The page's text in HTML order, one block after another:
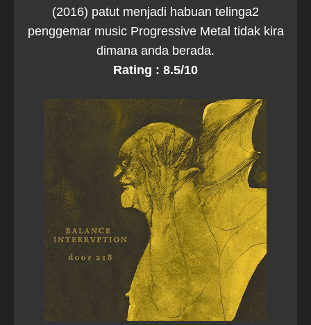
(2016) patut menjadi habuan telinga2
penggemar music Progressive Metal tidak kira
dimana anda berada.
Rating : 8.5/10